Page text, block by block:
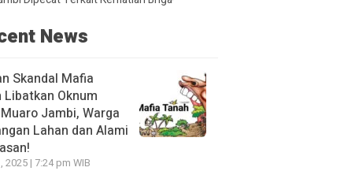
News
Skandal Mafia
Libatkan Oknum
Muaro Jambi, Warga
Lahan dan Alami
2025 | 7:24 pm WIB